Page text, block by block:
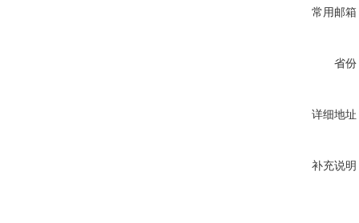
常用邮箱
省份
详细地址
补充说明